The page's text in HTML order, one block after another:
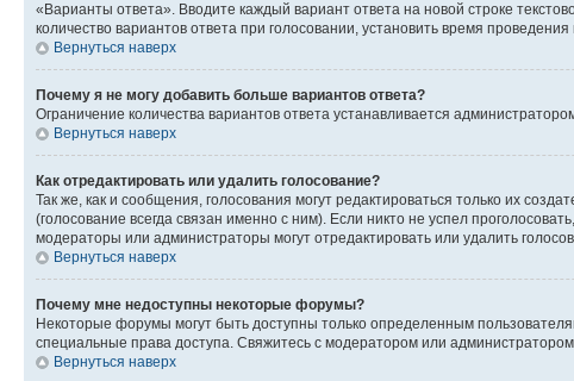
«Варианты ответа». Вводите каждый вариант ответа на новой строке
количество вариантов ответа при голосовании, установить время
Вернуться наверх
Почему я не могу добавить больше вариантов ответа?
Ограничение количества вариантов ответа устанавливается
Вернуться наверх
Как отредактировать или удалить голосование?
Так же, как и сообщения, голосования могут редактироваться только их
(голосование всегда связан именно с ним). Если никто не успел
модераторы или администраторы могут отредактировать или удалить
Вернуться наверх
Почему мне недоступны некоторые форумы?
Некоторые форумы могут быть доступны только определенным
специальные права доступа. Свяжитесь с модератором или
Вернуться наверх